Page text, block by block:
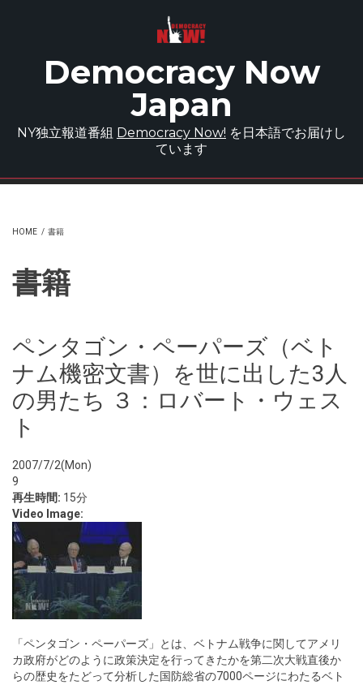
Democracy Now
Japan
NY独立報道番組 Democracy Now! を日本語でお届けし
ています
HOME / 書籍
書籍
ペンタゴン・ペーパーズ（ベト
ナム機密文書）を世に出した3人
の男たち ３：ロバート・ウェス
ト
2007/7/2(Mon)
9
再生時間: 15分
Video Image:
「ペンタゴン・ペーパーズ」とは、ベトナム戦争に関してアメリ
カ政府がどのように政策決定を行ってきたかを第二次大戦直後か
らの歴史をたどって分析した国防総省の7000ページにわたるベト